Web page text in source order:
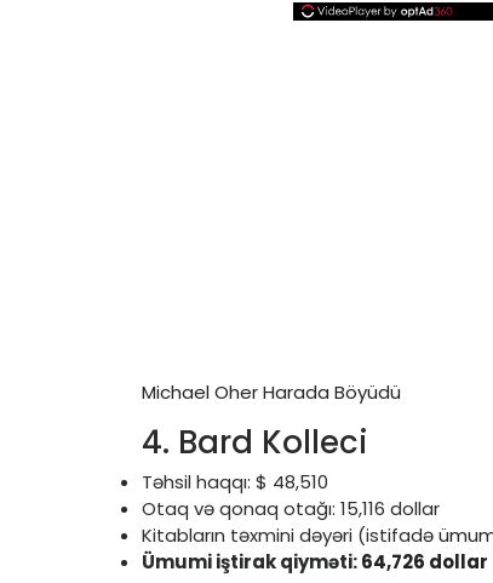
Michael Oher Harada Böyüdü
4. Bard Kolleci
Təhsil haqqı: $ 48,510
Otaq və qonaq otağı: 15,116 dollar
Kitabların təxmini dəyəri (istifadə
Ümumi iştirak qiyməti:64,726 dollar